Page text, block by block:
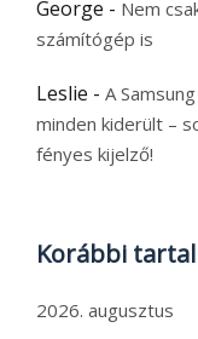
George - Nem
számítógép is
Leslie - A
minden kiderült –
fényes kijelző!
Korábbi
2026. augusztus